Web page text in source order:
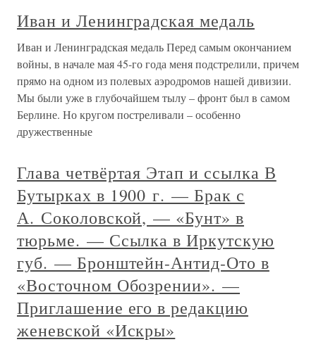
Иван и Ленинградская медаль
Иван и Ленинградская медаль Перед самым окончанием
войны, в начале мая 45-го года меня подстрелили, причем
прямо на одном из полевых аэродромов нашей дивизии.
Мы были уже в глубочайшем тылу – фронт был в самом
Берлине. Но кругом постреливали – особенно
дружественные
Глава четвёртая Этап и ссылка В
Бутырках в 1900 г. — Брак с
А. Соколовской, — «Бунт» в
тюрьме. — Ссылка в Иркутскую
губ. — Бронштейн-Антид-Ото в
«Восточном Обозрении». —
Приглашение его в редакцию
женевской «Искры»